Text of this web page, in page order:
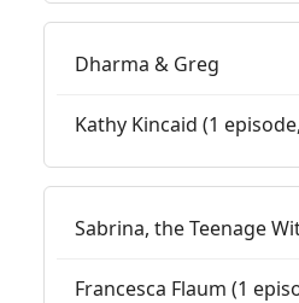
Dharma & Greg
Kathy Kincaid (1
Sabrina, the Teenage
Francesca Flaum (1